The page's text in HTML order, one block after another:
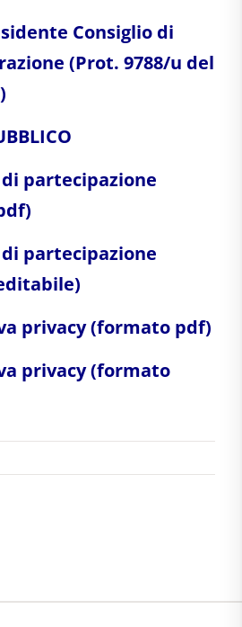
Consiglio di
(Prot. 9788/u del
partecipazione
partecipazione
privacy (formato pdf)
privacy (formato